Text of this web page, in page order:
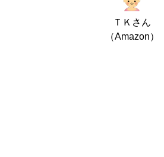
ＴＫさん
（Amazon）